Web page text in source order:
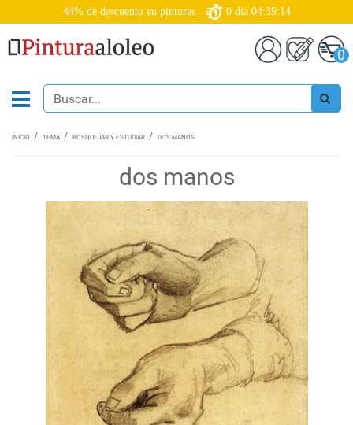
44% de descuento en pinturas 0 día 04:39:14
0
INICIO TEMA BOSQUEJAR Y ESTUDIAR DOS MANOS
dos manos